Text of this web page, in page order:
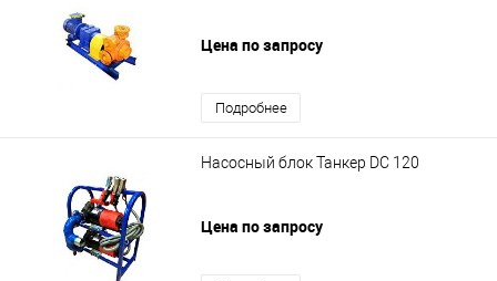
Цена по запросу
Подробнее
Насосный блок Танкер DС 120
Цена по запросу